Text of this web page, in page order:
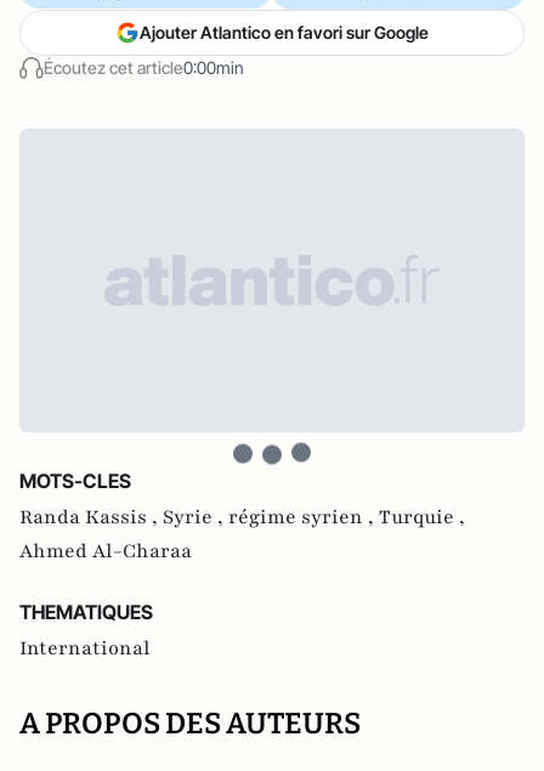
Écoutez cet article0:00min
Ajouter Atlantico en favori sur Google
MOTS-CLES
Randa Kassis , Syrie , régime syrien , Turquie ,
Ahmed Al-Charaa
THEMATIQUES
International
A PROPOS DES AUTEURS